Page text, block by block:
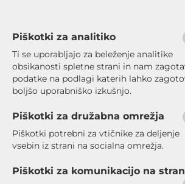
Velika in kakovostna izbira moške
SRAJCE
Piškotki za analitiko
Ti se uporabljajo za beleženje analitike
obsikanosti spletne strani in nam
podatke na podlagi katerih lahko
boljšo uporabniško izkušnjo.
Piškotki za družabna omrežja
Piškotki potrebni za vtičnike za deljenje
vsebin iz strani na socialna omrežja.
Piškotki za komunikacijo na